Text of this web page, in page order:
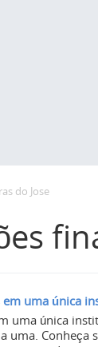
do Jose
uma única
uma única
uma.